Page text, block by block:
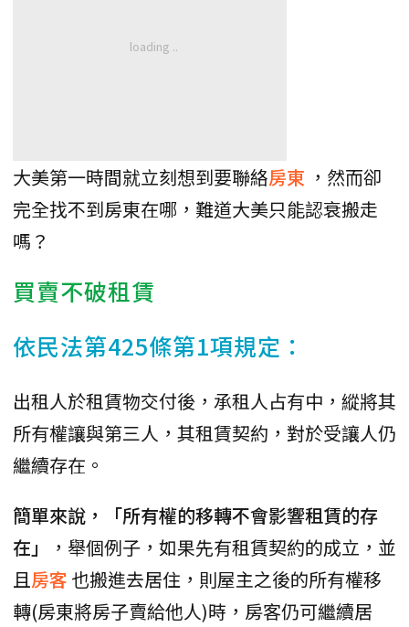
大美第一時間就立刻想到要聯絡房東 ，然而卻
完全找不到房東在哪，難道大美只能認衰搬走
嗎？
買賣不破租賃
依民法第425條第1項規定：
出租人於租賃物交付後，承租人占有中，縱將其
所有權讓與第三人，其租賃契約，對於受讓人仍
繼續存在。
簡單來說，「所有權的移轉不會影響租賃的存
在」
，舉個例子，如果先有租賃契約的成立，並
且房客 也搬進去居住，則屋主之後的所有權移
轉(房東將房子賣給他人)時，房客仍可繼續居